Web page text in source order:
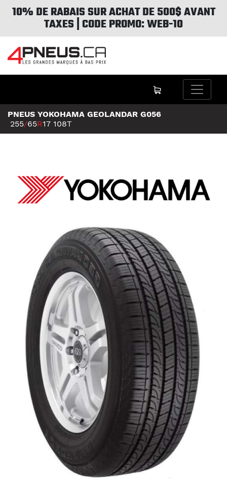
10% DE RABAIS SUR ACHAT DE 500$ AVANT
TAXES | CODE PROMO: WEB-10
PNEUS YOKOHAMA GEOLANDAR G056
255/65R17 108T